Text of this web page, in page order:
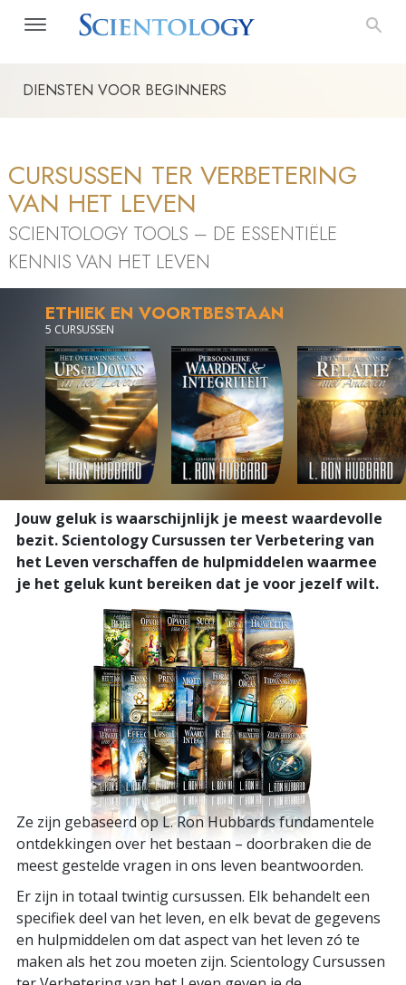
DIENSTEN VOOR BEGINNERS
CURSUSSEN TER VERBETERING
VAN HET LEVEN
SCIENTOLOGY TOOLS – DE ESSENTIËLE
KENNIS VAN HET LEVEN
ETHIEK EN VOORTBESTAAN
5 CURSUSSEN
Jouw geluk is waarschijnlijk je meest waardevolle
bezit. Scientology Cursussen ter Verbetering van
het Leven verschaffen de hulpmiddelen waarmee
je het geluk kunt bereiken dat je voor jezelf wilt.
Ze zijn gebaseerd op L. Ron Hubbards fundamentele
ontdekkingen over het bestaan – doorbraken die de
meest gestelde vragen in ons leven beantwoorden.
Er zijn in totaal twintig cursussen. Elk behandelt een
specifiek deel van het leven, en elk bevat de gegevens
en hulpmiddelen om dat aspect van het leven zó te
maken als het zou moeten zijn. Scientology Cursussen